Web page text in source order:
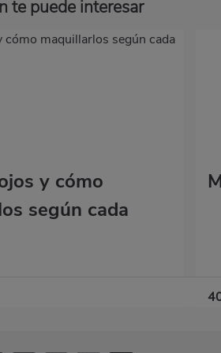
te puede interesar
y cómo
según cada